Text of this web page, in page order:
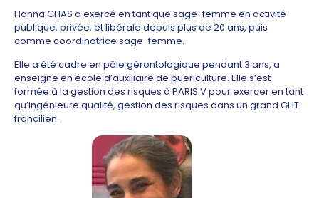
Hanna CHAS a exercé en tant que sage-femme en activité
publique, privée, et libérale depuis plus de 20 ans, puis
comme coordinatrice sage-femme.
Elle a été cadre en pôle gérontologique pendant 3 ans, a
enseigné en école d’auxiliaire de puériculture. Elle s’est
formée à la gestion des risques à PARIS V pour exercer en tant
qu’ingénieure qualité, gestion des risques dans un grand GHT
francilien.